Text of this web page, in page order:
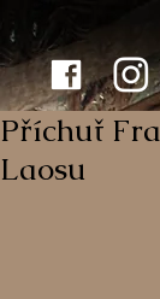
Příchuť
Laosu